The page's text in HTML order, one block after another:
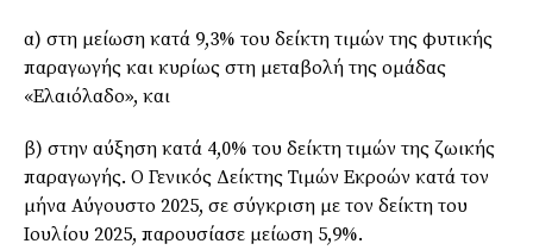
α) στη μείωση κατά 9,3% του δείκτη τιμών της φυτικής
παραγωγής και κυρίως στη μεταβολή της ομάδας
«Ελαιόλαδο», και
β) στην αύξηση κατά 4,0% του δείκτη τιμών της ζωικής
παραγωγής. Ο Γενικός Δείκτης Τιμών Εκροών κατά τον
μήνα Αύγουστο 2025, σε σύγκριση με τον δείκτη του
Ιουλίου 2025, παρουσίασε μείωση 5,9%.